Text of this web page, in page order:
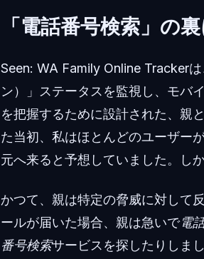
「電話番号検索」の
Seen: WA Family Online Tracker
ン）」ステータスを監視し、モバ
を把握するために設計された、親
た当初、私はほとんどのユーザー
元へ来ると予想していました。し
かつて、親は特定の脅威に対して
ールが届いた場合、親は急いで電
番号検索サービスを探したりしま